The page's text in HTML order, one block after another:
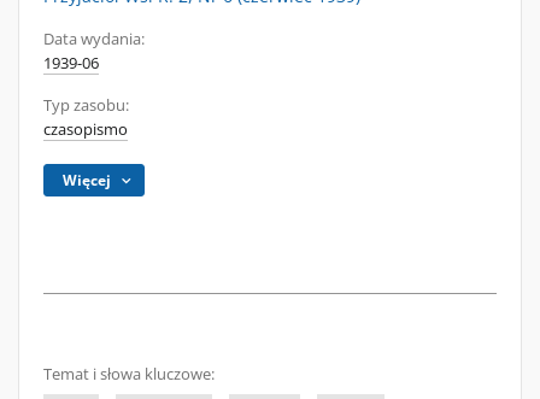
Data wydania:
1939-06
Typ zasobu:
czasopismo
Więcej
Temat i słowa kluczowe: